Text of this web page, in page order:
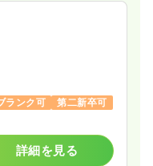
ランク可
第二新卒可
詳細を見る